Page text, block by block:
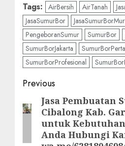
Tags: AirBersih AirTanah
JasaSumurBor
PengeboranSumur
SumurBor
SumurBorJakarta
SumurBorProfesional
Post
navigation
Previous
Previous
post:
Jasa Pembuatan
Cibalong Kab.
untuk
Anda Hubungi